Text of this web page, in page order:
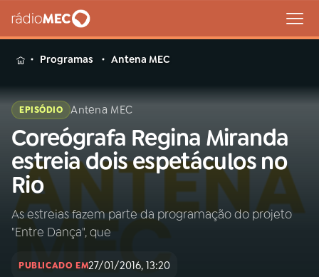
MENU
Buscar
na
Rádio
MEC
Buscar
Início AO VIVO
INÍCIO
Programas Antena MEC
EPISÓDIO Antena MEC
Coreógrafa Regina Miranda
estreia dois espetáculos no
Rio
As estreias fazem parte da programação do projeto
"Entre Dança", que
PUBLICADO EM27/01/2016, 13:20